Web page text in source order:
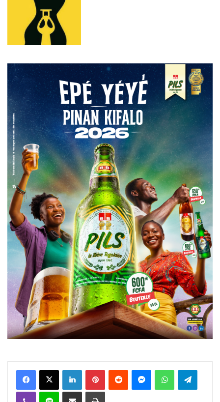
FacebookX Linkedin PinterestReddit MessengerWhatsAppTelegram
Viber Ligne Partager par email Imprimer